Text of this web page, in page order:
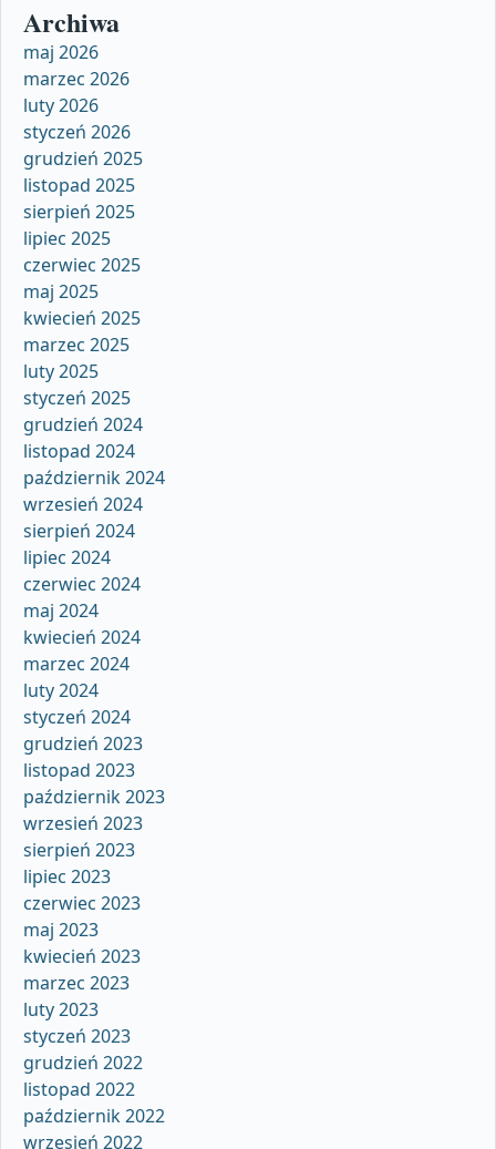
Archiwa
maj 2026
marzec 2026
luty 2026
styczeń 2026
grudzień 2025
listopad 2025
sierpień 2025
lipiec 2025
czerwiec 2025
maj 2025
kwiecień 2025
marzec 2025
luty 2025
styczeń 2025
grudzień 2024
listopad 2024
październik 2024
wrzesień 2024
sierpień 2024
lipiec 2024
czerwiec 2024
maj 2024
kwiecień 2024
marzec 2024
luty 2024
styczeń 2024
grudzień 2023
listopad 2023
październik 2023
wrzesień 2023
sierpień 2023
lipiec 2023
czerwiec 2023
maj 2023
kwiecień 2023
marzec 2023
luty 2023
styczeń 2023
grudzień 2022
listopad 2022
październik 2022
wrzesień 2022